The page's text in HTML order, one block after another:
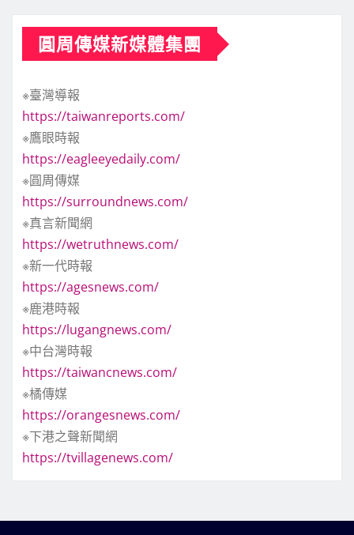
圓周傳媒新媒體集團
※臺灣導報
https://taiwanreports.com/
※鷹眼時報
https://eagleeyedaily.com/
※圓周傳媒
https://surroundnews.com/
※真言新聞網
https://wetruthnews.com/
※新一代時報
https://agesnews.com/
※鹿港時報
https://lugangnews.com/
※中台灣時報
https://taiwancnews.com/
※橘傳媒
https://orangesnews.com/
※下港之聲新聞網
https://tvillagenews.com/